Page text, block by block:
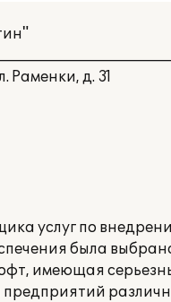
Раменки, д. 31
услуг по
была
имеющая